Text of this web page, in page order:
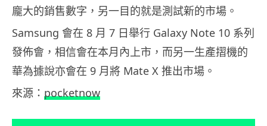
龐大的銷售數字，另一目的就是測試新的市場。
Samsung 會在 8 月 7 日舉行 Galaxy Note 10 系列
發佈會，相信會在本月內上市，而另一生產摺機的
華為據說亦會在 9 月將 Mate X 推出市場。
來源： pocketnow